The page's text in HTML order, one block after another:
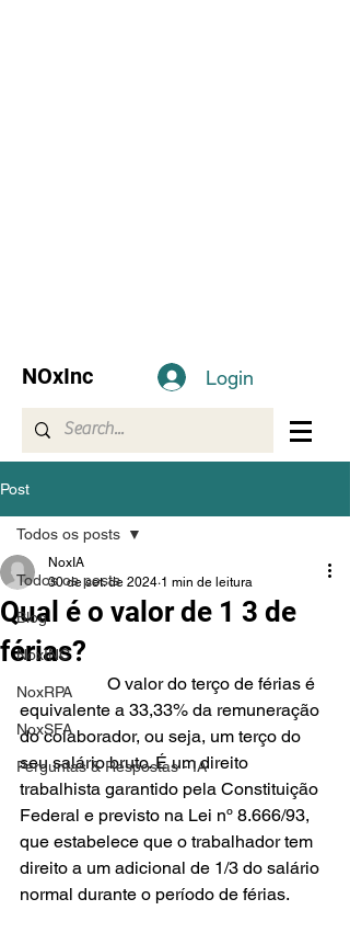
NOxInc Login
Post
Todos os posts
Blog
NoxINC
NoxRPA
NoxSFA
Perguntas & Respostas - IA
Todos os posts
Qual é o valor de 1 3 de
férias?
NoxIA
30 de set. de 2024 1 min de leitura
		O valor do terço de férias é
equivalente a 33,33% da remuneração
do colaborador, ou seja, um terço do
seu salário bruto. É um direito
trabalhista garantido pela Constituição
Federal e previsto na Lei nº 8.666/93,
que estabelece que o trabalhador tem
direito a um adicional de 1/3 do salário
normal durante o período de férias.